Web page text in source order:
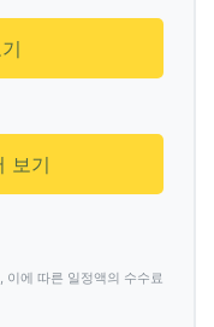
보기
에 따른 일정액의 수수료